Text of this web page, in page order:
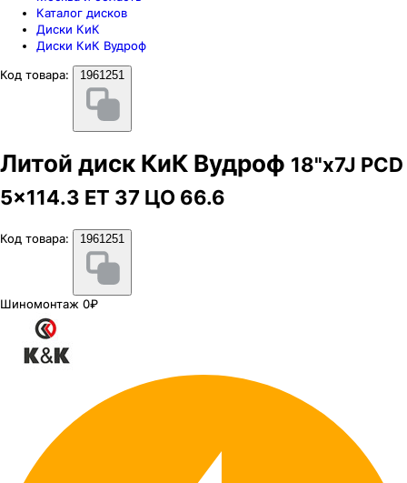
Каталог дисков
Диски КиК
Диски КиК Вудроф
Код товара:
1961251
Литой диск КиК Вудроф 18"x7J PCD
5x114.3 ЕТ 37 ЦО 66.6
Код товара: 1961251
Шиномонтаж 0₽